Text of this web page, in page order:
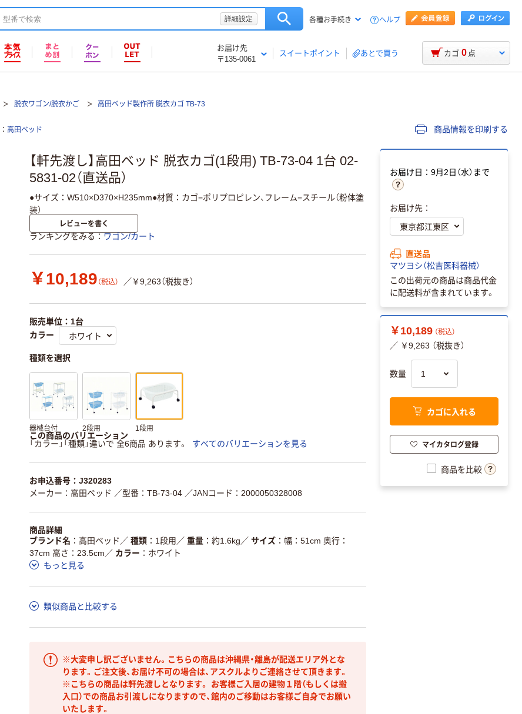
詳細設定 各種お手続き ヘルプ
お届け先
〒135-0061
スイートポイント あとで買う カゴ 0 点
脱衣ワゴン/脱衣かご 高田ベッド製作所 脱衣カゴ TB-73
高田ベッド 商品情報を印刷する
【軒先渡し】高田ベッド 脱衣カゴ(1段用) TB-73-04 1台 02-
5831-02（直送品）
●サイズ：W510×D370×H235mm●材質：カゴ=ポリプロピレン、フレーム=スチール（粉体塗
装）
レビューを書く
ランキングをみる ワゴン/カート
￥10,189 （税込） ／￥9,263（税抜き）
販売単位：1台
カラー
種類を選択
器械台付 2段用 1段用
この商品のバリエーション
「カラー」「種類」違いで 全6商品 あります。
すべてのバリエーションを見る
お申込番号：J320283
メーカー：高田ベッド ／型番：TB-73-04 ／JANコード：2000050328008
商品詳細
ブランド名
高田ベッド ／ 種類 1段用 ／ 重量 約1.6kg ／ サイズ
幅：51cm 奥行：
37cm 高さ：23.5cm ／ カラー
ホワイト
もっと見る
類似商品と比較する
※大変申し訳ございません。こちらの商品は沖縄県・離島が配送エリア外とな
ります。ご注文後、お届け不可の場合は、アスクルよりご連絡させて頂きます。
※こちらの商品は軒先渡しとなります。 お客様ご入居の建物１階（もしくは搬
入口）での商品お引渡しになりますので、館内のご移動はお客様ご自身でお願い
いたします。
お届け日：9月2日（水）まで
お届け先：
直送品
マツヨシ（松吉医科器械）
この出荷元の商品は商品代金
に配送料が含まれています。
￥10,189 （税込）
／ ￥9,263 （税抜き）
数量
カゴに入れる
マイカタログ登録
商品を比較